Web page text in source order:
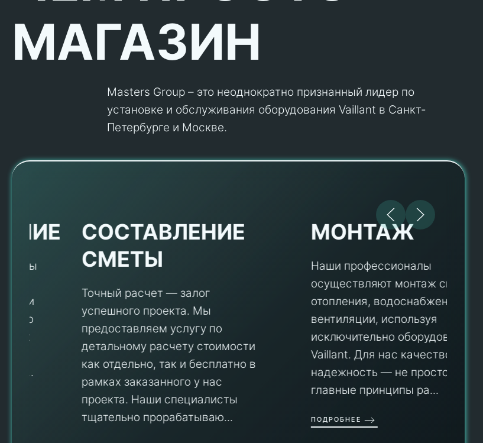
МАГАЗИН
Masters Group – это неоднократно признанный лидер по
установке и обслуживания оборудования Vaillant в Санкт-
Петербурге и Москве.
СОСТАВЛЕНИЕ
СМЕТЫ
Точный расчет — залог
успешного проекта. Мы
предоставляем услугу по
детальному расчету стоимости
как отдельно, так и бесплатно в
рамках заказанного у нас
проекта. Наши специалисты
тщательно прорабатываю...
МОНТАЖ
Наши профессионалы
осуществляют монтаж систем
отопления, водоснабжения и
вентиляции, используя
исключительно оборудование
Vaillant. Для нас качество и
надежность — не просто слова, а
главные принципы ра...